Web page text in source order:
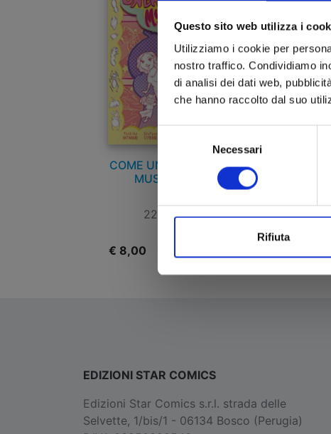
Questo sito web utilizza i
Utilizziamo i cookie per
nostro traffico. Condividiamo
di analisi dei dati web,
che hanno raccolto dal suo
consenso
Necessari
Rifiuta
COME UN BALLETTO DI
MUSICA ROCK
22/10/2015
€ 8,00
EDIZIONI STAR COMICS
Edizioni Star Comics s.r.l. strada delle
Selvette, 1/bis/1 - 06134 Bosco (Perugia)